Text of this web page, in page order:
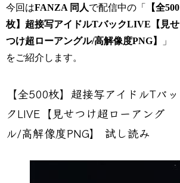
今回はFANZA 同人で配信中の「
【全500
枚】超接写アイドルTバックLIVE【見せ
つけ超ローアングル/高解像度PNG】
」
をご紹介します。
【全500枚】超接写アイドルTバッ
クLIVE【見せつけ超ローアング
ル/高解像度PNG】 試し読み